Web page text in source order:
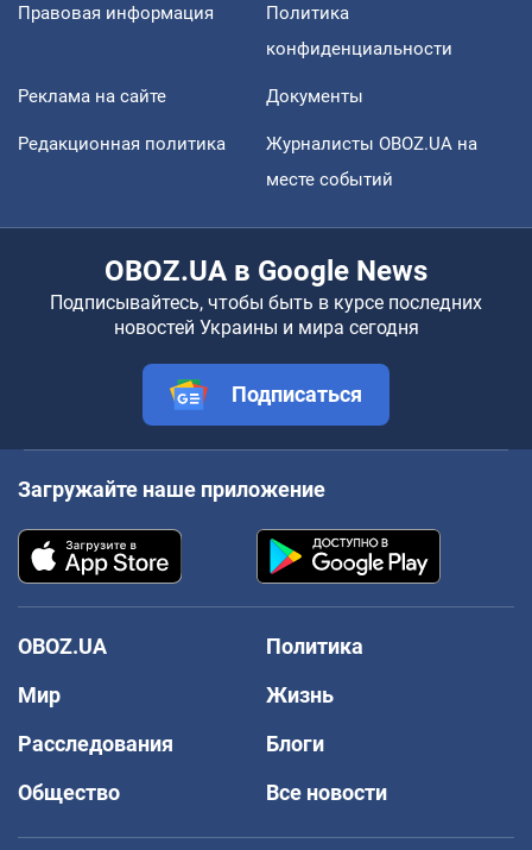
Правовая информация
Политика
конфиденциальности
Реклама на сайте Документы
Редакционная политика
Журналисты OBOZ.UA на
месте событий
OBOZ.UA в Google News
Подписывайтесь, чтобы быть в курсе последних
новостей Украины и мира сегодня
Подписаться
Загружайте наше приложение
OBOZ.UA
Политика
Мир
Жизнь
Расследования
Блоги
Общество
Все новости